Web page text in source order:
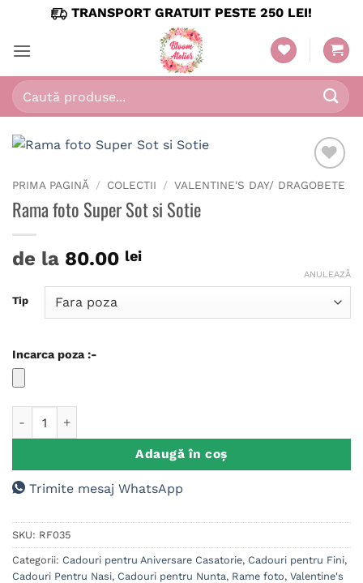
content
TRANSPORT GRATUIT PESTE 250 LEI!
Caută
după:
PRIMA PAGINĂ / COLECTII / VALENTINE'S DAY/ DRAGOBETE
Rama foto Super Sot si Sotie
de la 80.00 lei
Tip
ANULEAZĂ
Incarca poza :-
Adaugă în coș
Trimite mesaj WhatsApp
SKU: RF035
Categorii: Cadouri pentru Aniversare Casatorie, Cadouri pentru Fini,
Cadouri Pentru Nasi, Cadouri pentru Nunta, Rame foto, Valentine's